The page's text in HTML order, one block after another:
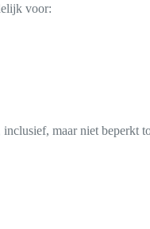
voor:
maar niet beperkt